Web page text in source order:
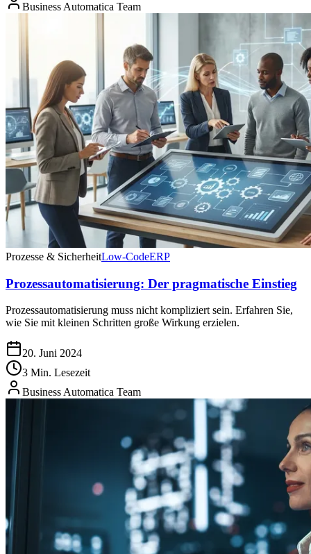
Business Automatica Team
Prozesse & SicherheitLow-CodeERP
Prozessautomatisierung: Der pragmatische Einstieg
Prozessautomatisierung muss nicht kompliziert sein. Erfahren Sie,
wie Sie mit kleinen Schritten große Wirkung erzielen.
20. Juni 2024
3 Min. Lesezeit
Business Automatica Team